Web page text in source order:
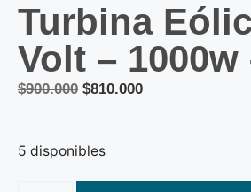
Turbina
Volt –
$900.000 $810.000
5 disponibles